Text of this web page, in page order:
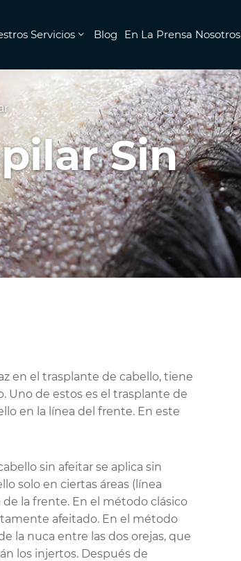
Servicios Blog En La Prensa Nosotros
Sin
en el trasplante de cabello, tiene
Uno de estos es el trasplante de
en la línea del frente. En este
sin afeitar se aplica sin
solo en ciertas áreas (línea
la frente. En el método clásico
afeitado. En el método
la nuca entre las dos orejas, que
los injertos. Después de